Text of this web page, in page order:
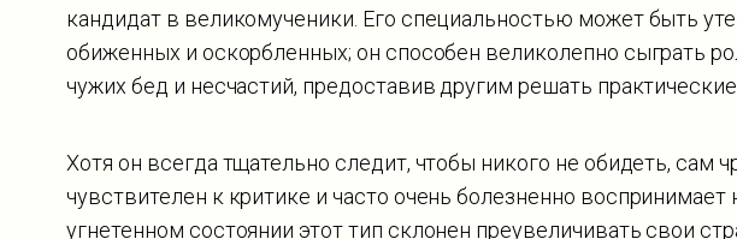
кандидат в великомученики. Его специальностью может быть
обиженных и оскорбленных; он способен великолепно сыграть
чужих бед и несчастий, предоставив другим решать
Хотя он всегда тщательно следит, чтобы никого не обидеть, сам
чувствителен к критике и часто очень болезненно
угнетенном состоянии этот тип склонен преувеличивать свои